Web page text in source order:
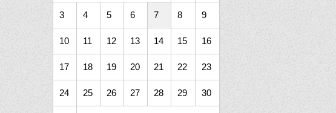
3 4 5 6 7 8 9
10 11 12 13 14 15 16
17 18 19 20 21 22 23
24 25 26 27 28 29 30